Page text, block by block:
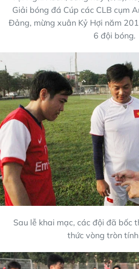
Giải bóng đá Cúp các CLB cụm
Đảng, mừng xuân Kỷ Hợi năm
6 đội bóng.
Sau lễ khai mạc, các đội đã bốc
thức vòng tròn